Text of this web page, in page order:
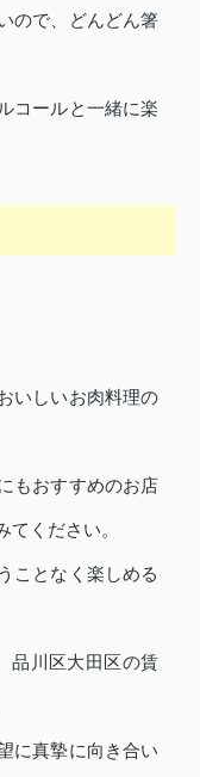
ので、どんどん箸
コールと一緒に楽
いしいお肉料理の
もおすすめのお店
ください。
ことなく楽しめる
品川区大田区の賃
に真摯に向き合い